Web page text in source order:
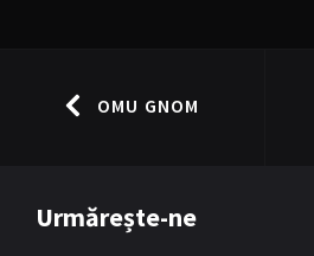
OMU GNOM
Urmărește-ne